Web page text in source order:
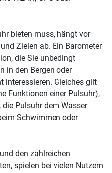
bieten muss, hängt vor
Zielen ab. Ein Barometer
die Sie unbedingt
in den Bergen oder
interessieren. Gleiches gilt
Funktionen einer Pulsuhr),
Pulsuhr dem Wasser
Schwimmen oder
den zahlreichen
spielen bei vielen Nutzern